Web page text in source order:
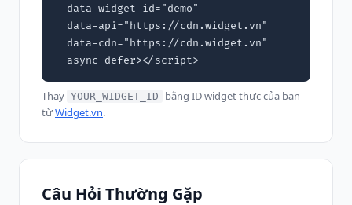
  async defer></script>
Thay YOUR_WIDGET_ID
bằng ID widget thực của bạn
từWidget.vn.
Câu Hỏi Thường Gặp